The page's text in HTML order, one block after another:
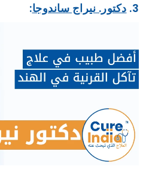
3. دكتور. نيراج ساندوجا: